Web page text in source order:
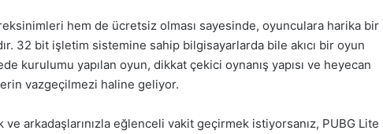
hem de ücretsiz olması sayesinde, oyunculara harika bir
32 bit işletim sistemine sahip bilgisayarlarda bile akıcı bir oyun
kurulumu yapılan oyun, dikkat çekici oynanış yapısı ve heyecan
vazgeçilmezi haline geliyor.
ve arkadaşlarınızla eğlenceli vakit geçirmek istiyorsanız, PUBG Lite